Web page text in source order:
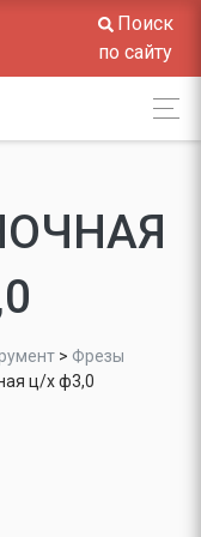
Поиск
по сайту
> Фрезы
ц/х ф3,0